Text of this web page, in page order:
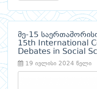
მე-15
15th International
Debates in Social
19 ივლისი 2024 წელი